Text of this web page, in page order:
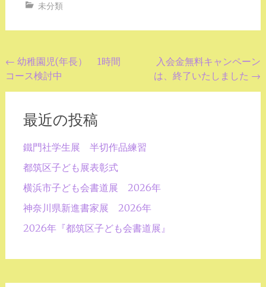
未分類
投
稿
← 幼稚園児(年長） 1時間
コース検討中
入会金無料キャンペーン
は、終了いたしました →
最近の投稿
鐵門社学生展 半切作品練習
都筑区子ども展表彰式
横浜市子ども会書道展 2026年
神奈川県新進書家展 2026年
2026年『都筑区子ども会書道展』